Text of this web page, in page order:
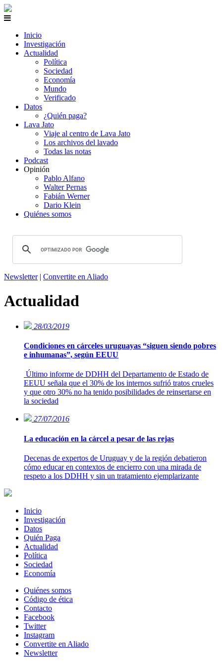
Inicio
Investigación
Actualidad
Política
Sociedad
Economía
Mundo
Verificado
Datos
¿Quién paga?
Lava Jato
Viaje al centro de Lava Jato
Los archivos del lavado
Todas las notas
Podcast
Opinión
Pablo Alfano
Walter Pernas
Fabián Werner
Dario Klein
Quiénes somos
Newsletter| Convertite en Aliado
Actualidad
28/03/2019
Condiciones en cárceles uruguayas “siguen siendo pobres
e inhumanas”, según EEUU
Último informe de DDHH del Departamento de Estado de
EEUU señala que el 30% de los internos sufrió tratos crueles
y que otro 30% no ha tenido posibilidades de reinsertarse en
la sociedad
27/07/2016
La educación en la cárcel a pesar de las rejas
Decenas de expertos de Uruguay y de la región debatieron
cómo educar en contextos de encierro con una mirada de
respeto a los DDHH y sin un tratamiento ejemplarizante
Inicio
Investigación
Datos
Quién Paga
Actualidad
Política
Sociedad
Economía
Quiénes somos
Código de ética
Contacto
Facebook
Twitter
Instagram
Convertite en Aliado
Newsletter